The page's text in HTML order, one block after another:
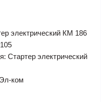
электрический КМ 186
Стартер электрический
ком